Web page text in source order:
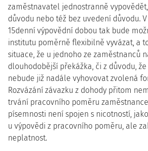
zaměstnavatel jednostranně
důvodu nebo též bez uvedení důvodu.
15denní výpovědní dobou tak bude
institutu poměrně flexibilně vyvázat, a
situace, že u jednoho ze zaměstnanců
dlouhodobější překážka, či z důvodu,
nebude již nadále vyhovovat zvolená
Rozvázání závazku z dohody přitom
trvání pracovního poměru
písemnosti není spojen s nicotností,
u výpovědi z pracovního poměru, ale
neplatnost.